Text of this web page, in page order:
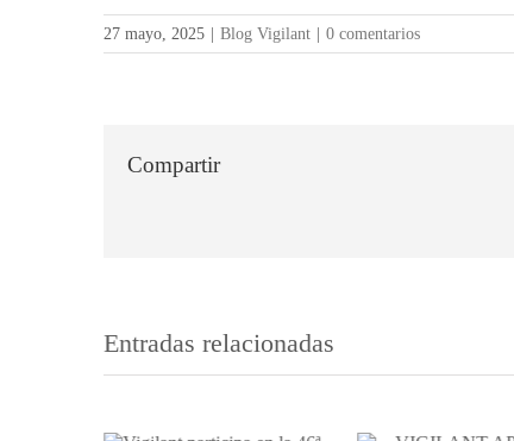
27 mayo, 2025 Blog Vigilant 0 comentarios
Compartir
Entradas relacionadas